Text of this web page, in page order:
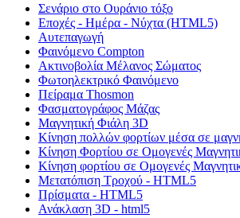
Σενάριο στο Ουράνιο τόξο
Εποχές - Ημέρα - Νύχτα (HTML5)
Αυτεπαγωγή
Φαινόμενο Compton
Ακτινοβολία Μέλανος Σώματος
Φωτοηλεκτρικό Φαινόμενο
Πείραμα Thosmon
Φασματογράφος Μάζας
Μαγνητική Φιάλη 3D
Κίνηση πολλών φορτίων μέσα σε
Κίνηση Φορτίου σε Ομογενές
Κίνηση φορτίου σε Ομογενές
Μετατόπιση Τροχού - HTML5
Πρίσματα - HTML5
Ανάκλαση 3D - html5